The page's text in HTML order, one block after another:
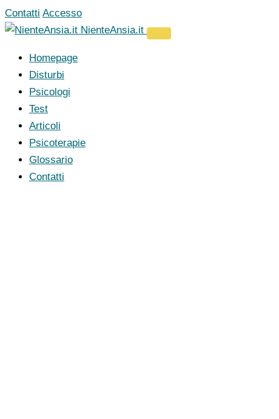
Vai
al
Contatti Accesso
NienteAnsia.it
Homepage
Disturbi
Psicologi
Test
Articoli
Psicoterapie
Glossario
Contatti